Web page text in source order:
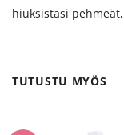
hiuksistasi
TUTUSTU MYÖS